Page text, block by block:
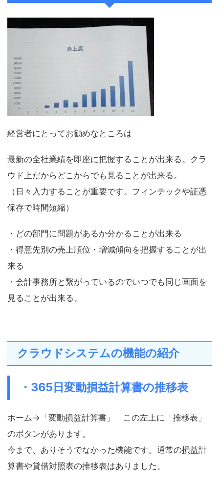
経営者にとってお勧めなところは
最新の全社業績を即座に把握することが出来る。クラ
ウド上だからどこからでも見ることが出来る。
（日々入力することが重要です。フィンテックや証憑
保存で時間短縮）
・どの部門に問題があるか分かることが出来る
・得意先別の売上順位・増減傾向を把握することが出
来る
・会計事務所と繋がっているのでいつでも同じ画面を
見ることが出来る。
クラウドシステムの機能の紹介
・365日変動損益計算書の推移表
ホーム→「変動損益計算書」 この左上に「推移表」
のボタンがあります。
今まで、ありそうでなかった機能です。通常の損益計
算書や貸借対照表の推移表はありました。